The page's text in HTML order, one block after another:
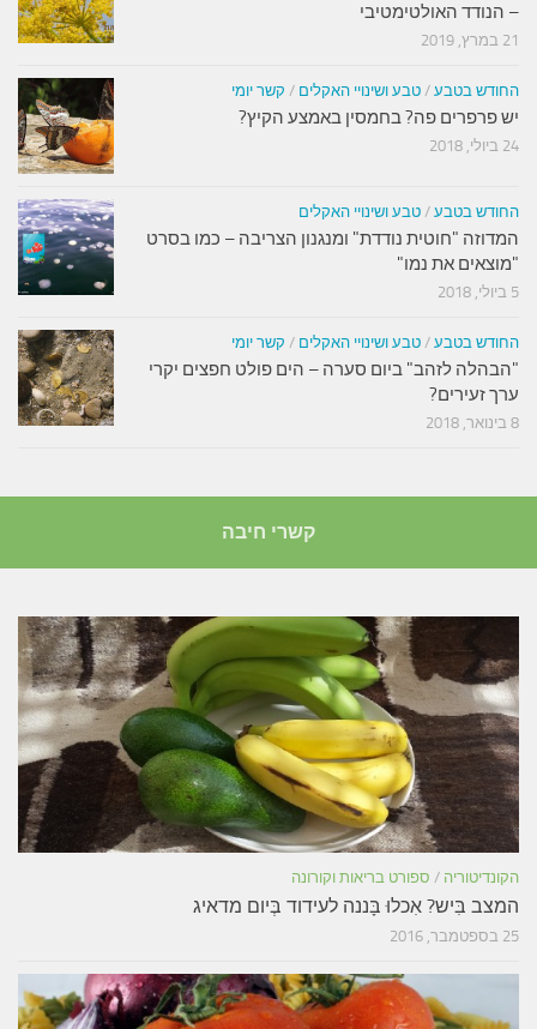
– הנודד האולטימטיבי
21 במרץ, 2019
החודש בטבע / טבע ושינויי האקלים / קשר יומי
יש פרפרים פה? בחמסין באמצע הקיץ?
24 ביולי, 2018
החודש בטבע / טבע ושינויי האקלים
המדוזה "חוטית נודדת" ומנגנון הצריבה – כמו בסרט
"מוצאים את נמו"
5 ביולי, 2018
החודש בטבע / טבע ושינויי האקלים / קשר יומי
"הבהלה לזהב" ביום סערה – הים פולט חפצים יקרי
ערך זעירים?
8 בינואר, 2018
קשרי חיבה
הקונדיטוריה / ספורט בריאות וקורונה
המצב בִּיש? אִכלוּ בָּננה לעידוד בְּיום מדאיג
25 בספטמבר, 2016